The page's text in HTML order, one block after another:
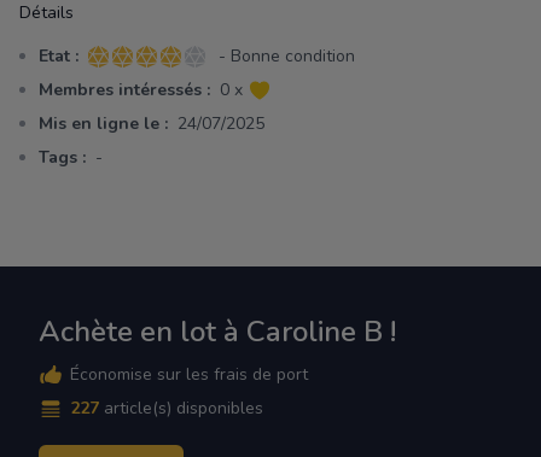
Détails
Etat : 4 sur 5 étoiles
- Bonne condition
Membres intéressés : 0 x
Mis en ligne le : 24/07/2025
Tags : -
Achète en lot à Caroline B !
Économise sur les frais de port
227 article(s) disponibles